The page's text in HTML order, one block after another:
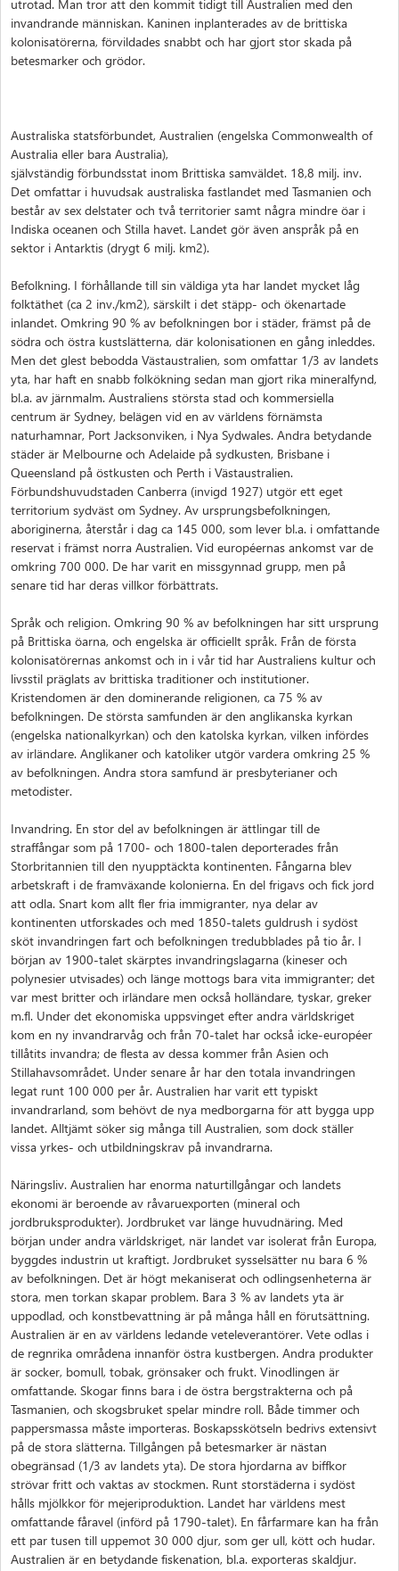
utrotad. Man tror att den kommit tidigt till Australien med den
invandrande människan. Kaninen inplanterades av de brittiska
kolonisatörerna, förvildades snabbt och har gjort stor skada på
betesmarker och grödor.
Australiska statsförbundet, Australien (engelska Commonwealth of
Australia eller bara Australia),
självständig förbundsstat inom Brittiska samväldet. 18,8 milj. inv.
Det omfattar i huvudsak australiska fastlandet med Tasmanien och
består av sex delstater och två territorier samt några mindre öar i
Indiska oceanen och Stilla havet. Landet gör även anspråk på en
sektor i Antarktis (drygt 6 milj. km2).
Befolkning. I förhållande till sin väldiga yta har landet mycket låg
folktäthet (ca 2 inv./km2), särskilt i det stäpp- och ökenartade
inlandet. Omkring 90 % av befolkningen bor i städer, främst på de
södra och östra kustslätterna, där kolonisationen en gång inleddes.
Men det glest bebodda Västaustralien, som omfattar 1/3 av landets
yta, har haft en snabb folkökning sedan man gjort rika mineralfynd,
bl.a. av järnmalm. Australiens största stad och kommersiella
centrum är Sydney, belägen vid en av världens förnämsta
naturhamnar, Port Jacksonviken, i Nya Sydwales. Andra betydande
städer är Melbourne och Adelaide på sydkusten, Brisbane i
Queensland på östkusten och Perth i Västaustralien.
Förbundshuvudstaden Canberra (invigd 1927) utgör ett eget
territorium sydväst om Sydney. Av ursprungsbefolkningen,
aboriginerna, återstår i dag ca 145 000, som lever bl.a. i omfattande
reservat i främst norra Australien. Vid européernas ankomst var de
omkring 700 000. De har varit en missgynnad grupp, men på
senare tid har deras villkor förbättrats.
Språk och religion. Omkring 90 % av befolkningen har sitt ursprung
på Brittiska öarna, och engelska är officiellt språk. Från de första
kolonisatörernas ankomst och in i vår tid har Australiens kultur och
livsstil präglats av brittiska traditioner och institutioner.
Kristendomen är den dominerande religionen, ca 75 % av
befolkningen. De största samfunden är den anglikanska kyrkan
(engelska nationalkyrkan) och den katolska kyrkan, vilken infördes
av irländare. Anglikaner och katoliker utgör vardera omkring 25 %
av befolkningen. Andra stora samfund är presbyterianer och
metodister.
Invandring. En stor del av befolkningen är ättlingar till de
straffångar som på 1700- och 1800-talen deporterades från
Storbritannien till den nyupptäckta kontinenten. Fångarna blev
arbetskraft i de framväxande kolonierna. En del frigavs och fick jord
att odla. Snart kom allt fler fria immigranter, nya delar av
kontinenten utforskades och med 1850-talets guldrush i sydöst
sköt invandringen fart och befolkningen tredubblades på tio år. I
början av 1900-talet skärptes invandringslagarna (kineser och
polynesier utvisades) och länge mottogs bara vita immigranter; det
var mest britter och irländare men också holländare, tyskar, greker
m.fl. Under det ekonomiska uppsvinget efter andra världskriget
kom en ny invandrarvåg och från 70-talet har också icke-européer
tillåtits invandra; de flesta av dessa kommer från Asien och
Stillahavsområdet. Under senare år har den totala invandringen
legat runt 100 000 per år. Australien har varit ett typiskt
invandrarland, som behövt de nya medborgarna för att bygga upp
landet. Alltjämt söker sig många till Australien, som dock ställer
vissa yrkes- och utbildningskrav på invandrarna.
Näringsliv. Australien har enorma naturtillgångar och landets
ekonomi är beroende av råvaruexporten (mineral och
jordbruksprodukter). Jordbruket var länge huvudnäring. Med
början under andra världskriget, när landet var isolerat från Europa,
byggdes industrin ut kraftigt. Jordbruket sysselsätter nu bara 6 %
av befolkningen. Det är högt mekaniserat och odlingsenheterna är
stora, men torkan skapar problem. Bara 3 % av landets yta är
uppodlad, och konstbevattning är på många håll en förutsättning.
Australien är en av världens ledande veteleverantörer. Vete odlas i
de regnrika områdena innanför östra kustbergen. Andra produkter
är socker, bomull, tobak, grönsaker och frukt. Vinodlingen är
omfattande. Skogar finns bara i de östra bergstrakterna och på
Tasmanien, och skogsbruket spelar mindre roll. Både timmer och
pappersmassa måste importeras. Boskapsskötseln bedrivs extensivt
på de stora slätterna. Tillgången på betesmarker är nästan
obegränsad (1/3 av landets yta). De stora hjordarna av biffkor
strövar fritt och vaktas av stockmen. Runt storstäderna i sydöst
hålls mjölkkor för mejeriproduktion. Landet har världens mest
omfattande fåravel (införd på 1790-talet). En fårfarmare kan ha från
ett par tusen till uppemot 30 000 djur, som ger ull, kött och hudar.
Australien är en betydande fiskenation, bl.a. exporteras skaldjur.